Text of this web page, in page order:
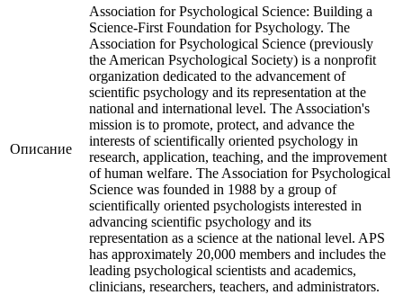
Описание
Association for Psychological Science: Building a
Science-First Foundation for Psychology. The
Association for Psychological Science (previously
the American Psychological Society) is a nonprofit
organization dedicated to the advancement of
scientific psychology and its representation at the
national and international level. The Association's
mission is to promote, protect, and advance the
interests of scientifically oriented psychology in
research, application, teaching, and the improvement
of human welfare. The Association for Psychological
Science was founded in 1988 by a group of
scientifically oriented psychologists interested in
advancing scientific psychology and its
representation as a science at the national level. APS
has approximately 20,000 members and includes the
leading psychological scientists and academics,
clinicians, researchers, teachers, and administrators.